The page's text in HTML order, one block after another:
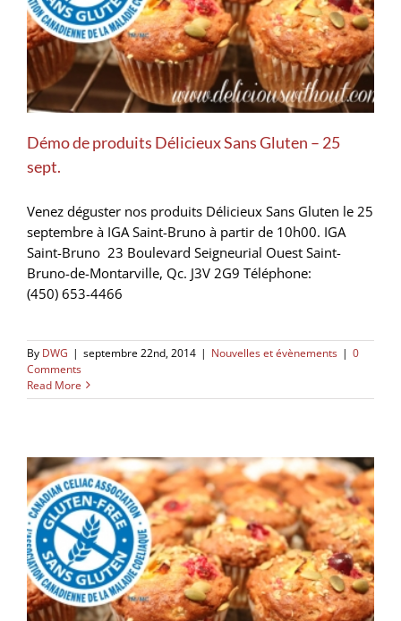
Démo de produits Délicieux Sans Gluten – 25
sept.
Venez déguster nos produits Délicieux Sans Gluten le 25
septembre à IGA Saint-Bruno à partir de 10h00. IGA
Saint-Bruno 23 Boulevard Seigneurial Ouest Saint-
Bruno-de-Montarville, Qc. J3V 2G9 Téléphone:
(450) 653-4466
By DWG | septembre 22nd, 2014 | Nouvelles et évènements | 0
Comments
Read More